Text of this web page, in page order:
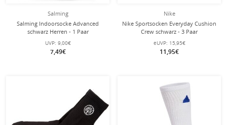
Salming
Salming Indoorsocke Advanced
schwarz Herren - 1 Paar
UVP: 9,00€
7,49€
Nike
Nike Sportsocken Everyday Cushion
Crew schwarz - 3 Paar
eUVP: 15,95€
11,95€